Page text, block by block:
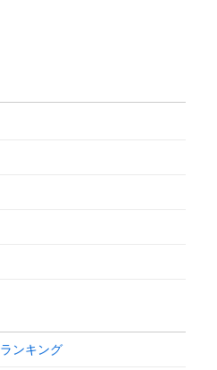
ンキング